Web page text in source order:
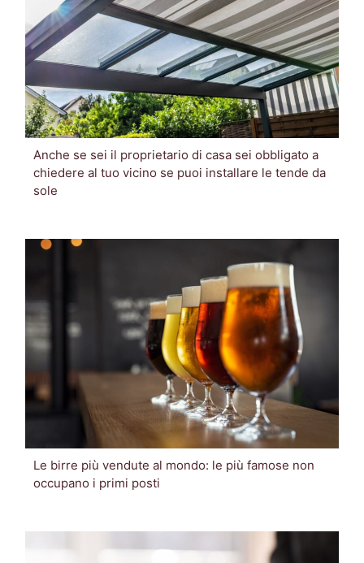
Anche se sei il proprietario di casa sei obbligato a
chiedere al tuo vicino se puoi installare le tende da
sole
Le birre più vendute al mondo: le più famose non
occupano i primi posti